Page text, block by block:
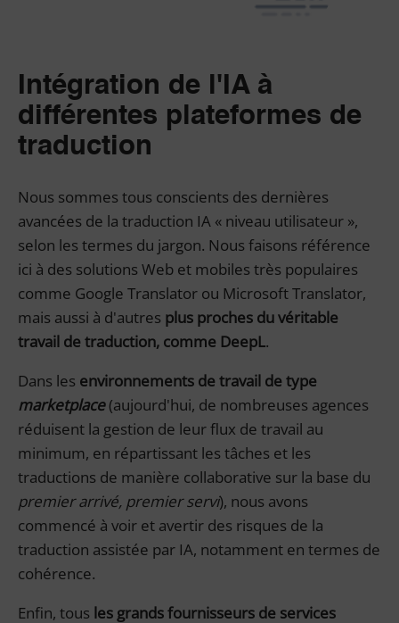
Intégration de l'IA à
différentes plateformes de
traduction
Nous sommes tous conscients des dernières
avancées de la traduction IA « niveau utilisateur »,
selon les termes du jargon. Nous faisons référence
ici à des solutions Web et mobiles très populaires
comme Google Translator ou Microsoft Translator,
mais aussi à d'autres plus proches du véritable
travail de traduction, comme DeepL.
Dans les environnements de travail de type
marketplace(aujourd'hui, de nombreuses agences
réduisent la gestion de leur flux de travail au
minimum, en répartissant les tâches et les
traductions de manière collaborative sur la base du
premier arrivé, premier servi), nous avons
commencé à voir et avertir des risques de la
traduction assistée par IA, notamment en termes de
cohérence.
Enfin, tous les grands fournisseurs de services